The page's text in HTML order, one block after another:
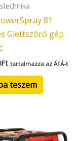
81
Glettszóró gép
Ft tartalmazza az ÁFÁ-t
teszem